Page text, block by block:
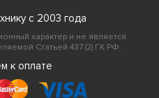
с 2003 года
характер и не является
Статьей 437 (2) ГК РФ.
к оплате